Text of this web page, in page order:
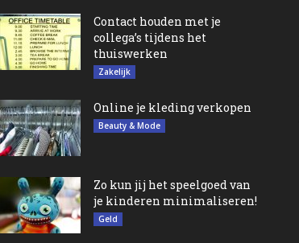
Contact houden met je
collega’s tijdens het
thuiswerken
Zakelijk
Online je kleding verkopen
Beauty & Mode
Zo kun jij het speelgoed van
je kinderen minimaliseren!
Geld